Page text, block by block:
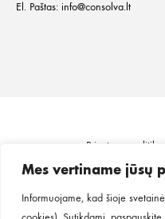
Mes vertiname jūsų
Informuojame, kad šioje
El. Paštas: info@consolva.lt
Privatumo politika
Informacija klientui
Prekių grąžinimas ir